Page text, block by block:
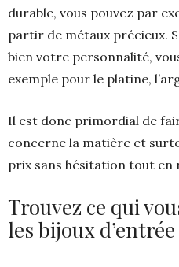
durable, vous pouvez par
partir de métaux précieux.
bien votre personnalité,
exemple pour le platine,
Il est donc primordial de
concerne la matière et
prix sans hésitation tout en
Trouvez ce qui
les bijoux